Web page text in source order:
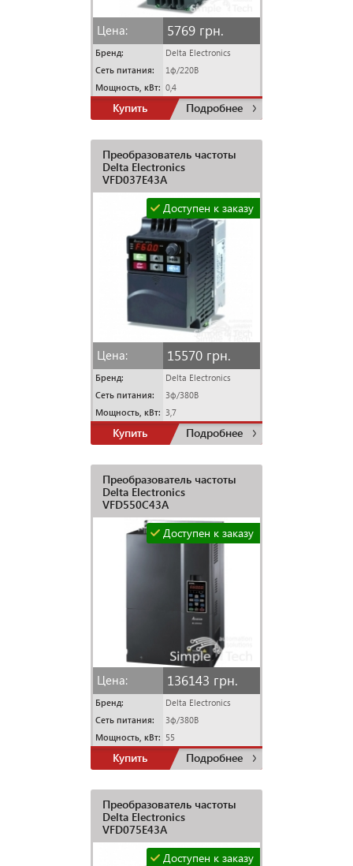
Цена: 5769 грн.
Бренд: Delta Electronics
Сеть питания: 1ф/220В
Мощность, кВт: 0,4
Купить Подробнее
Преобразователь частоты
Delta Electronics
VFD037E43A
Доступен к заказу
Цена: 15570 грн.
Бренд: Delta Electronics
Сеть питания: 3ф/380В
Мощность, кВт: 3,7
Купить Подробнее
Преобразователь частоты
Delta Electronics
VFD550C43A
Доступен к заказу
Цена: 136143 грн.
Бренд: Delta Electronics
Сеть питания: 3ф/380В
Мощность, кВт: 55
Купить Подробнее
Преобразователь частоты
Delta Electronics
VFD075E43A
Доступен к заказу